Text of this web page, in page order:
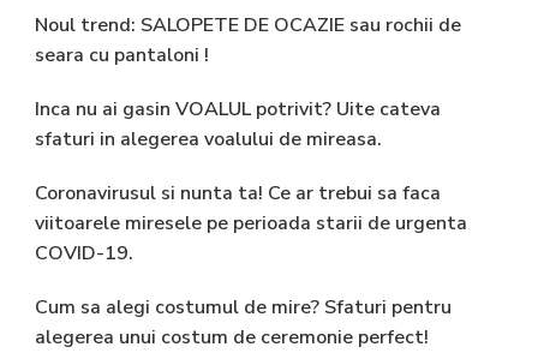
Noul trend: SALOPETE DE OCAZIE sau rochii de
seara cu pantaloni !
Inca nu ai gasin VOALUL potrivit? Uite cateva
sfaturi in alegerea voalului de mireasa.
Coronavirusul si nunta ta! Ce ar trebui sa faca
viitoarele miresele pe perioada starii de urgenta
COVID-19.
Cum sa alegi costumul de mire? Sfaturi pentru
alegerea unui costum de ceremonie perfect!